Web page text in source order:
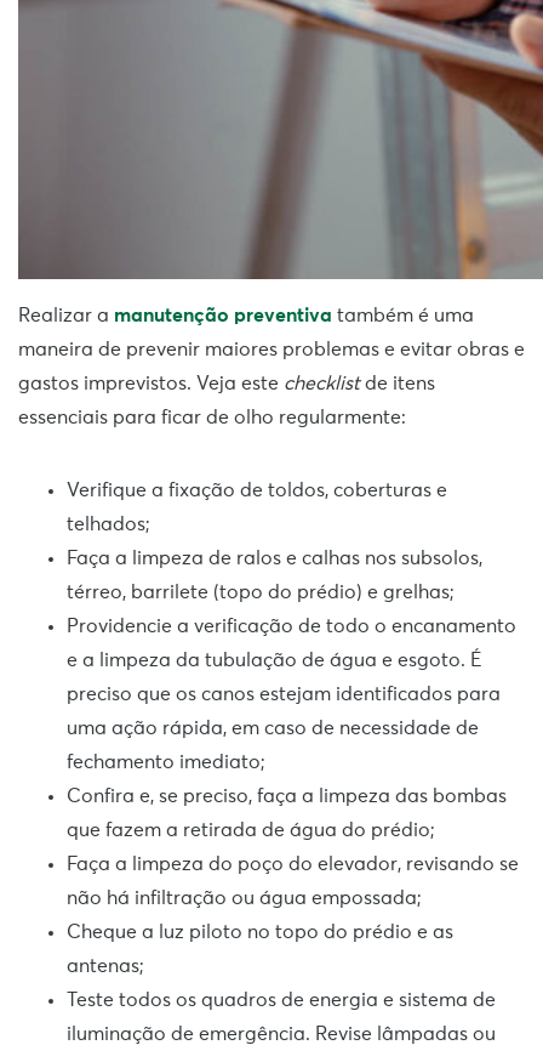
Realizar a manutenção preventiva também é uma
maneira de prevenir maiores problemas e evitar obras e
gastos imprevistos. Veja este checklistde itens
essenciais para ficar de olho regularmente:
Verifique a fixação de toldos, coberturas e
telhados;
Faça a limpeza de ralos e calhas nos subsolos,
térreo, barrilete (topo do prédio) e grelhas;
Providencie a verificação de todo o encanamento
e a limpeza da tubulação de água e esgoto. É
preciso que os canos estejam identificados para
uma ação rápida, em caso de necessidade de
fechamento imediato;
Confira e, se preciso, faça a limpeza das bombas
que fazem a retirada de água do prédio;
Faça a limpeza do poço do elevador, revisando se
não há infiltração ou água empossada;
Cheque a luz piloto no topo do prédio e as
antenas;
Teste todos os quadros de energia e sistema de
iluminação de emergência. Revise lâmpadas ou